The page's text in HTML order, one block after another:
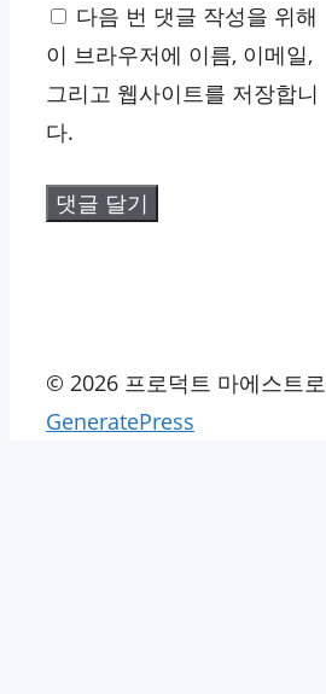
이
트
다음 번 댓글 작성을 위해
이 브라우저에 이름, 이메일,
그리고 웹사이트를 저장합니
다.
© 2026 프로덕트 마에스트로
GeneratePress